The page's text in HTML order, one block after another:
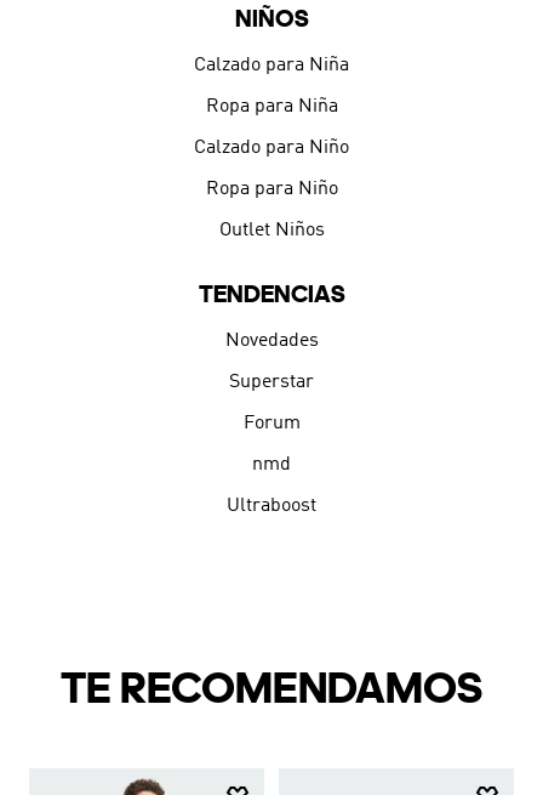
NIÑOS
Calzado para Niña
Ropa para Niña
Calzado para Niño
Ropa para Niño
Outlet Niños
TENDENCIAS
Novedades
Superstar
Forum
nmd
Ultraboost
TE RECOMENDAMOS